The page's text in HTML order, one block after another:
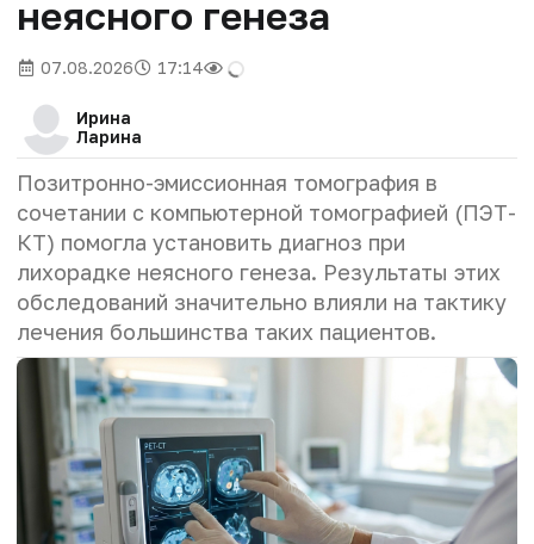
неясного генеза
07.08.2026 17:14
Ирина
Ларина
Позитронно-эмиссионная томография в
сочетании с компьютерной томографией (ПЭТ-
КТ) помогла установить диагноз при
лихорадке неясного генеза. Результаты этих
обследований значительно влияли на тактику
лечения большинства таких пациентов.